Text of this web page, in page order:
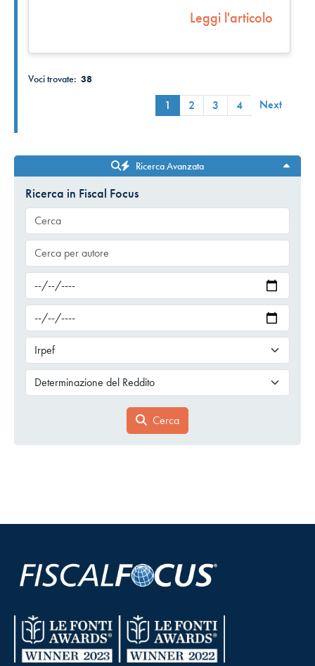
Leggi l'articolo
Voci trovate: 38
1 2 3 4 Next
Ricerca Avanzata
Ricerca in Fiscal Focus
Cerca